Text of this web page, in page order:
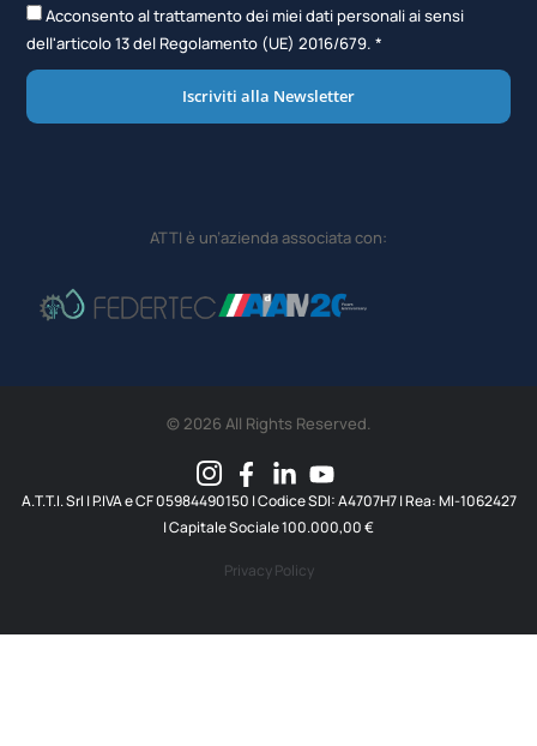
Acconsento al trattamento dei miei dati personali ai sensi
dell'articolo 13 del Regolamento (UE) 2016/679. *
Iscriviti alla Newsletter
ATTI è un’azienda associata con:
© 2026 All Rights Reserved.
A.T.T.I. SrI | P.IVA e CF 05984490150 | Codice SDI: A4707H7 | Rea: MI-1062427
| Capitale Sociale 100.000,00 €
Privacy Policy